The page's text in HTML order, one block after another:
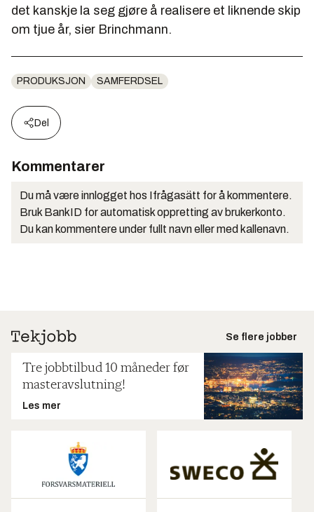
det kanskje la seg gjøre å realisere et liknende skip
om tjue år, sier Brinchmann.
PRODUKSJON SAMFERDSEL
Del
Kommentarer
Du må være innlogget hos Ifrågasätt for å kommentere.
Bruk BankID for automatisk oppretting av brukerkonto.
Du kan kommentere under fullt navn eller med kallenavn.
Se flere jobber
Tre jobbtilbud 10 måneder før
masteravslutning!
Les mer